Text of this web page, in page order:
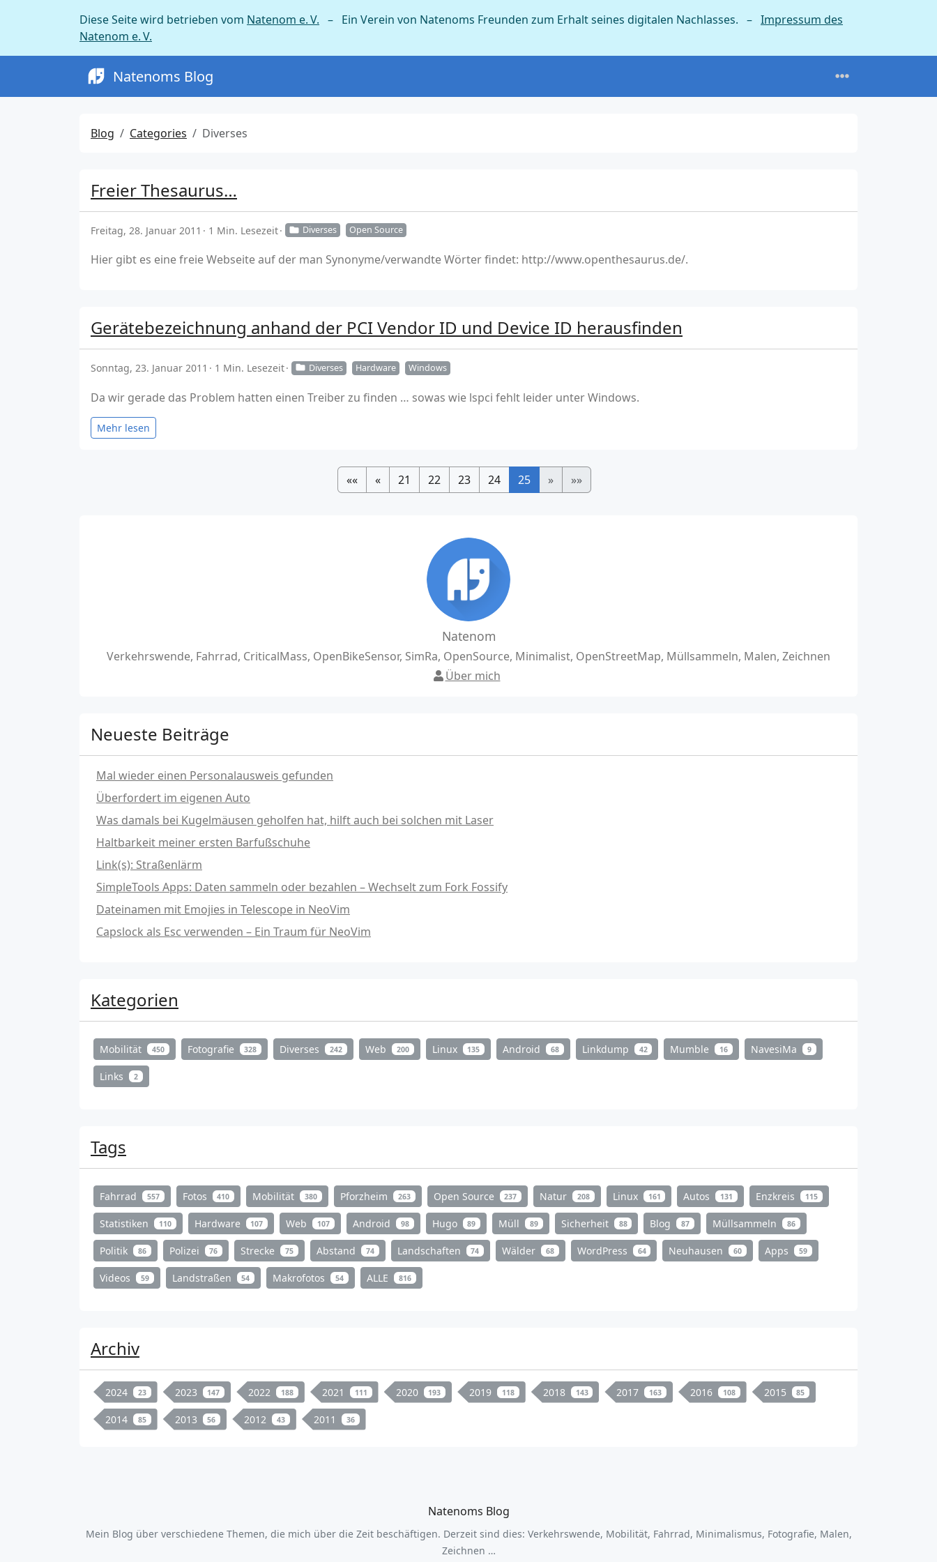
Diese Seite wird betrieben vom Natenom e. V. – Ein Verein von Natenoms Freunden zum Erhalt seines digitalen Nachlasses. – Impressum des
Natenom e. V.
Natenoms Blog
Blog Categories Diverses
Freier Thesaurus…
Freitag, 28. Januar 2011 1 Min. Lesezeit Diverses Open Source
Hier gibt es eine freie Webseite auf der man Synonyme/verwandte Wörter findet: http://www.openthesaurus.de/.
Gerätebezeichnung anhand der PCI Vendor ID und Device ID herausfinden
Sonntag, 23. Januar 2011 1 Min. Lesezeit Diverses Hardware Windows
Da wir gerade das Problem hatten einen Treiber zu finden … sowas wie lspci fehlt leider unter Windows.
Mehr lesen
«« « 21 22 23 24 25 » »»
Natenom
Verkehrswende, Fahrrad, CriticalMass, OpenBikeSensor, SimRa, OpenSource, Minimalist, OpenStreetMap, Müllsammeln, Malen, Zeichnen
Über mich
Neueste Beiträge
Mal wieder einen Personalausweis gefunden
Überfordert im eigenen Auto
Was damals bei Kugelmäusen geholfen hat, hilft auch bei solchen mit Laser
Haltbarkeit meiner ersten Barfußschuhe
Link(s): Straßenlärm
SimpleTools Apps: Daten sammeln oder bezahlen – Wechselt zum Fork Fossify
Dateinamen mit Emojies in Telescope in NeoVim
Capslock als Esc verwenden – Ein Traum für NeoVim
Kategorien
Mobilität 450 Fotografie 328 Diverses 242 Web 200 Linux 135 Android 68 Linkdump 42 Mumble 16 NavesiMa 9
Links 2
Tags
Fahrrad 557 Fotos 410 Mobilität 380 Pforzheim 263 Open Source 237 Natur 208 Linux 161 Autos 131 Enzkreis 115
Statistiken 110 Hardware 107 Web 107 Android 98 Hugo 89 Müll 89 Sicherheit 88 Blog 87 Müllsammeln 86
Politik 86 Polizei 76 Strecke 75 Abstand 74 Landschaften 74 Wälder 68 WordPress 64 Neuhausen 60 Apps 59
Videos 59 Landstraßen 54 Makrofotos 54 ALLE 816
Archiv
2024 23 2023 147 2022 188 2021 111 2020 193 2019 118 2018 143 2017 163 2016 108 2015 85
2014 85 2013 56 2012 43 2011 36
Natenoms Blog
Mein Blog über verschiedene Themen, die mich über die Zeit beschäftigen. Derzeit sind dies: Verkehrswende, Mobilität, Fahrrad, Minimalismus, Fotografie, Malen,
Zeichnen …